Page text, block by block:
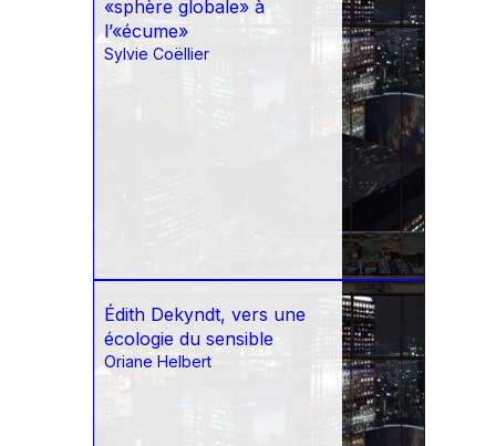
«sphère globale» à
l’«écume»
Sylvie Coëllier
Édith Dekyndt, vers une
écologie du sensible
Oriane Helbert